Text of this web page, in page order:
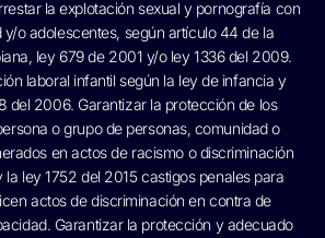
la explotación sexual y pornografía con
y/o adolescentes, según artículo 44 de la
ley 679 de 2001 y/o ley 1336 del 2009.
laboral infantil según la ley de infancia y
del 2006. Garantizar la protección de los
o grupo de personas, comunidad o
en actos de racismo o discriminación
la ley 1752 del 2015 castigos penales para
actos de discriminación en contra de
Garantizar la protección y adecuado